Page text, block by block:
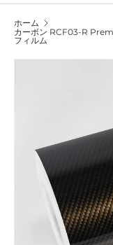
ホーム
カーボン RCF03-R
フィルム